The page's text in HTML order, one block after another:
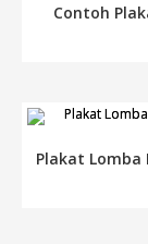
Contoh
Plakat Lomba